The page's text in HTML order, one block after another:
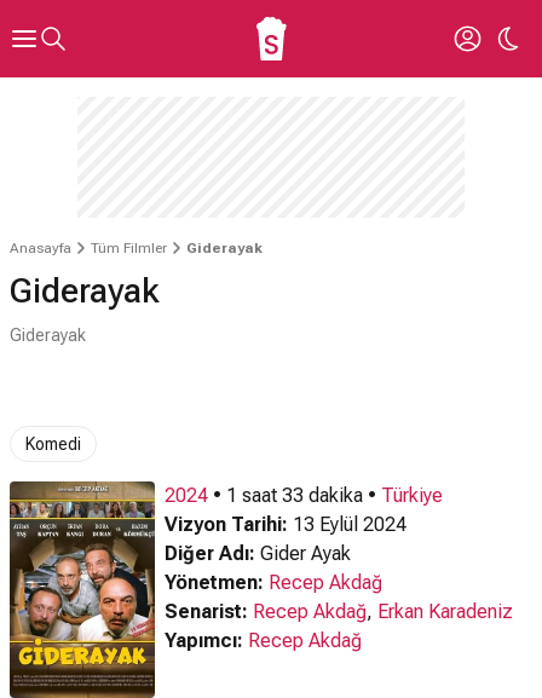
Anasayfa Tüm Filmler Giderayak
Giderayak
Giderayak
Komedi
2024 • 1 saat 33 dakika • Türkiye
Vizyon Tarihi: 13 Eylül 2024
Diğer Adı: Gider Ayak
Yönetmen: Recep Akdağ
Senarist: Recep Akdağ, Erkan Karadeniz
Yapımcı: Recep Akdağ